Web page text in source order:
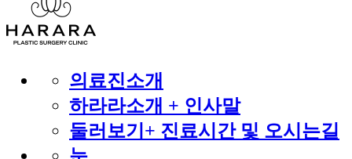
의료진소개
하라라소개 + 인사말
둘러보기+ 진료시간 및 오시는길